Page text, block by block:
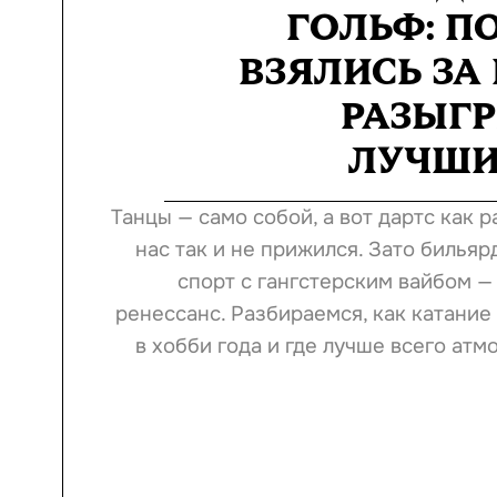
ГОЛЬФ:
ВЗЯЛИСЬ
Танцы — само собой, а вот дартс как
нас так и не прижился. Зато
спорт с гангстерским вайбом
ренессанс. Разбираемся, как
в хобби года и где лучше всего